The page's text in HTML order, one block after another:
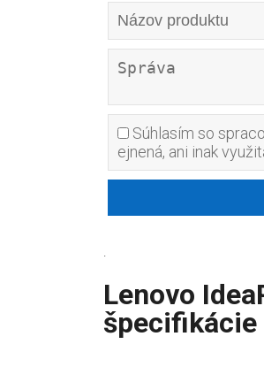
Súhlasím so
ejnená, ani inak
.
Lenovo
špecifikácie